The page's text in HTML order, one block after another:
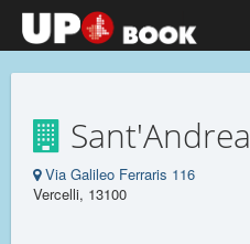
Sant'Andrea
Via Galileo Ferraris 116
Vercelli, 13100